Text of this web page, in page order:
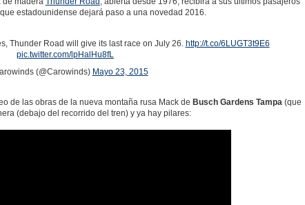
estadounidense dejará paso a una novedad 2016.
Thunder Road will give its last race on July 26. http://t.co/6LUGT3t9E6
pic.twitter.com/lpHalHu8fL
(@Carowinds) Mayo 23, 2015
de las obras de la nueva montaña rusa Mack de Busch Gardens Tampa(que
(debajo del recorrido del tren) y ya hay pilares: